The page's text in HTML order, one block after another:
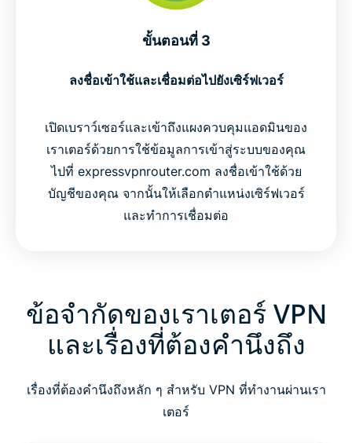
ขั้นตอนที่ 3
ลงชื่อเข้าใช้และเชื่อมต่อไปยังเซิร์ฟเวอร์
เปิดเบราว์เซอร์และเข้าถึงแผงควบคุมแอดมินของ
เราเตอร์ด้วยการใช้ข้อมูลการเข้าสู่ระบบของคุณ
ไปที่ expressvpnrouter.com ลงชื่อเข้าใช้ด้วย
บัญชีของคุณ จากนั้นให้เลือกตำแหน่งเซิร์ฟเวอร์
และทำการเชื่อมต่อ
ข้อจำกัดของเราเตอร์ VPN
และเรื่องที่ต้องคำนึงถึง
เรื่องที่ต้องคำนึงถึงหลัก ๆ สำหรับ VPN ที่ทำงานผ่านเรา
เตอร์